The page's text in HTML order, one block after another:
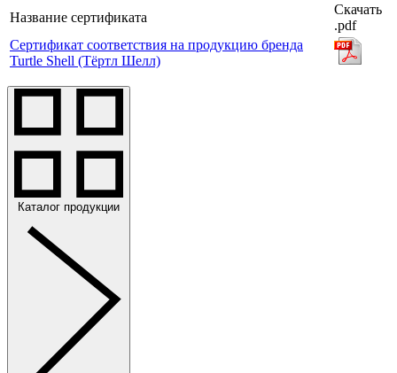
Название сертификата
Скачать
.pdf
Сертификат соответствия на продукцию бренда
Turtle Shell (Тёртл Шелл)
Каталог продукции